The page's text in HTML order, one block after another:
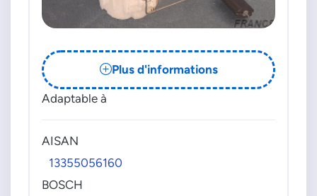
Plus d'informations
Adaptable à
AISAN
13355056160
BOSCH